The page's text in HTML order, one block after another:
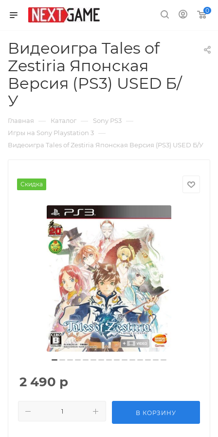
0
Видеоигра Tales of
Zestiria Японская
Версия (PS3) USED Б/
У
Главная — Каталог — Sony PS3 —
Игры на Sony Playstation 3 —
Видеоигра Tales of Zestiria Японская Версия (PS3) USED Б/У
Скидка
2 490 р
В КОРЗИНУ